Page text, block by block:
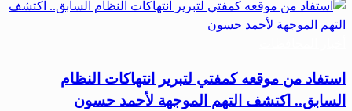
استفاد من موقعه كمفتي لتبرير انتهاكات النظام
السابق.. اكتشف التهم الموجهة لأحمد حسون